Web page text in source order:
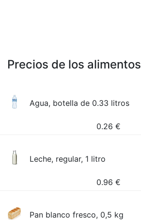
Precios de los alimentos
Agua, botella de 0.33 litros
0.26 €
Leche, regular, 1 litro
0.96 €
Pan blanco fresco, 0,5 kg